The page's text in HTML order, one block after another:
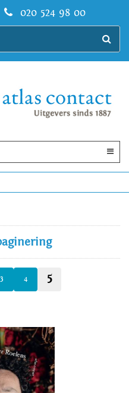
020 524 98 00
3 4 5